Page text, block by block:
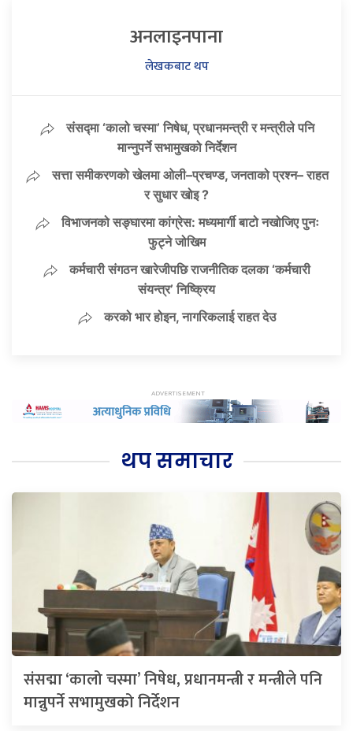
अनलाइनपाना
लेखकबाट थप
संसद्मा ‘कालो चस्मा’ निषेध, प्रधानमन्त्री र मन्त्रीले पनि
मान्नुपर्ने सभामुखको निर्देशन
सत्ता समीकरणको खेलमा ओली–प्रचण्ड, जनताको प्रश्न– राहत
र सुधार खोइ ?
विभाजनको सङ्घारमा कांग्रेस: मध्यमार्गी बाटो नखोजिए पुनः
फुट्ने जोखिम
कर्मचारी संगठन खारेजीपछि राजनीतिक दलका ‘कर्मचारी
संयन्त्र’ निष्क्रिय
करको भार होइन, नागरिकलाई राहत देउ
थप समाचार
संसद्मा ‘कालो चस्मा’ निषेध, प्रधानमन्त्री र मन्त्रीले पनि
मान्नुपर्ने सभामुखको निर्देशन